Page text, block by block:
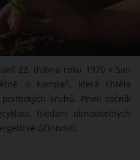
22. dubna roku 1970 v San
o kampaň, která chtěla
kruhů. První ročník
hledání obnovitelných
účinnosti.